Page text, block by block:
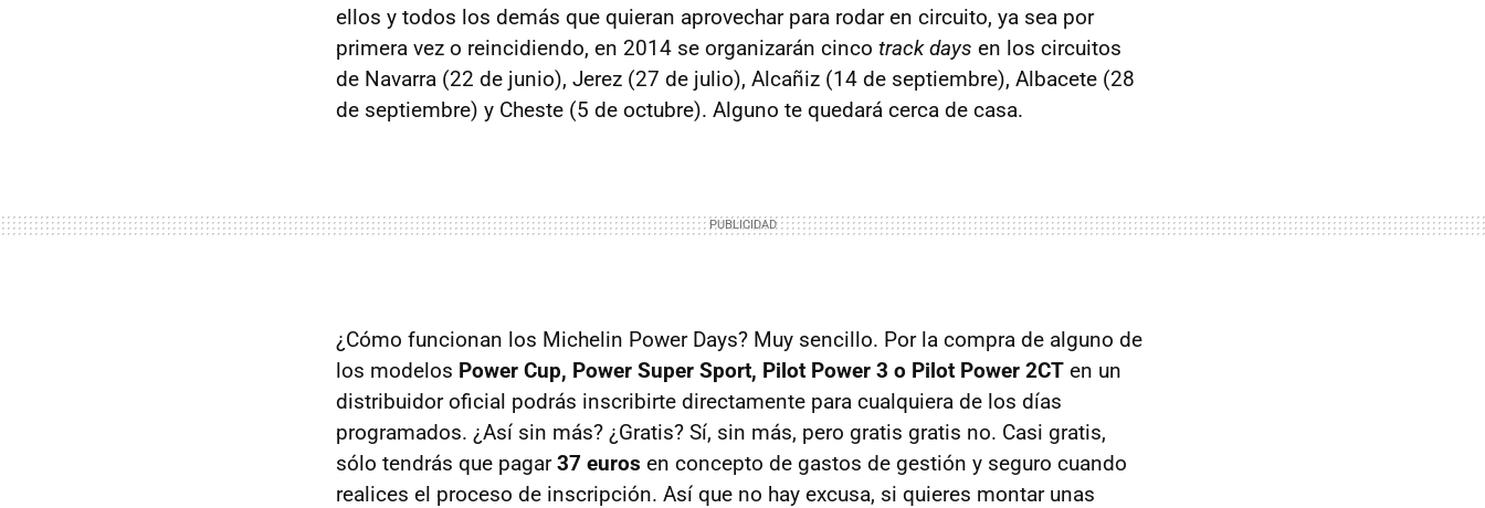
ellos y todos los demás que quieran aprovechar para rodar en circuito, ya sea por
primera vez o reincidiendo, en 2014 se organizarán cinco track days en los circuitos
de Navarra (22 de junio), Jerez (27 de julio), Alcañiz (14 de septiembre), Albacete (28
de septiembre) y Cheste (5 de octubre). Alguno te quedará cerca de casa.
¿Cómo funcionan los Michelin Power Days? Muy sencillo. Por la compra de alguno de
los modelos Power Cup, Power Super Sport, Pilot Power 3 o Pilot Power 2CT en un
distribuidor oficial podrás inscribirte directamente para cualquiera de los días
programados. ¿Así sin más? ¿Gratis? Sí, sin más, pero gratis gratis no. Casi gratis,
sólo tendrás que pagar37 euros en concepto de gastos de gestión y seguro cuando
realices el proceso de inscripción. Así que no hay excusa, si quieres montar unas